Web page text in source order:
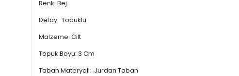
Renk: Bej
Detay: Topuklu
Malzeme: Cilt
Topuk Boyu: 3 Cm
Taban Materyali: Jurdan Taban